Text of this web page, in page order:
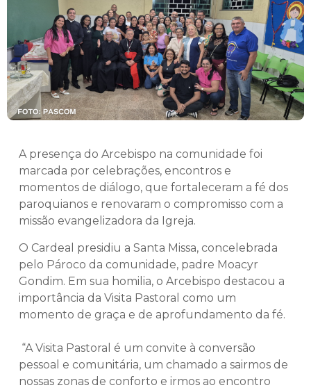
A presença do Arcebispo na comunidade foi
marcada por celebrações, encontros e
momentos de diálogo, que fortaleceram a fé dos
paroquianos e renovaram o compromisso com a
missão evangelizadora da Igreja.
O Cardeal presidiu a Santa Missa, concelebrada
pelo Pároco da comunidade, padre Moacyr
Gondim. Em sua homilia, o Arcebispo destacou a
importância da Visita Pastoral como um
momento de graça e de aprofundamento da fé.
“A Visita Pastoral é um convite à conversão
pessoal e comunitária, um chamado a sairmos de
nossas zonas de conforto e irmos ao encontro